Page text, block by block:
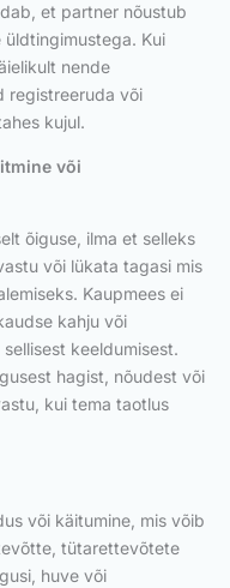
et partner nõustub
Kui
nende
registreeruda või
kujul.
või
õiguse, ilma et selleks
või lükata tagasi mis
Kaupmees ei
kahju või
keeldumisest.
hagist, nõudest või
kui tema taotlus
või käitumine, mis võib
tütarettevõtete
huve või